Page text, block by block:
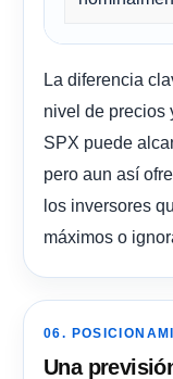
La diferencia
nivel de precios
SPX puede
pero aun así
los inversores
máximos o
06.
Una